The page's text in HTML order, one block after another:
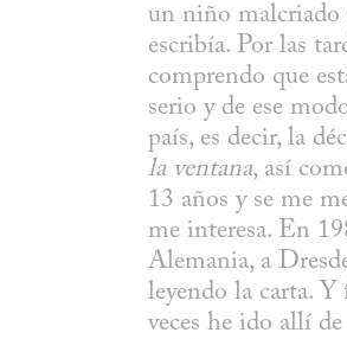
un niño malcriado
escribía. Por las
comprendo que
serio y de ese
país, es decir, la
la ventana, así
13 años y se me
me interesa. En
Alemania, a
leyendo la carta.
veces he ido allí